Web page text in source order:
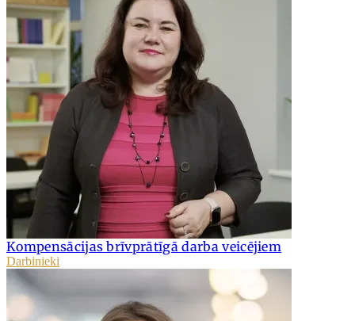
Kompensācijas brīvprātīgā darba veicējiem
Darbinieki